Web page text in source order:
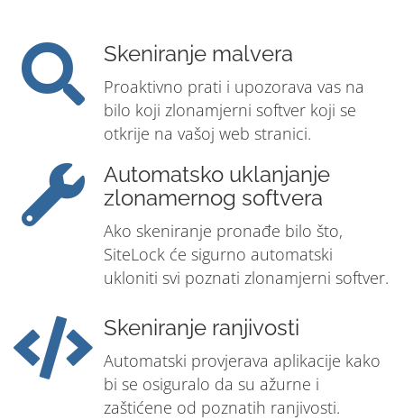
Skeniranje malvera
Proaktivno prati i upozorava vas na
bilo koji zlonamjerni softver koji se
otkrije na vašoj web stranici.
Automatsko uklanjanje
zlonamernog softvera
Ako skeniranje pronađe bilo što,
SiteLock će sigurno automatski
ukloniti svi poznati zlonamjerni softver.
Skeniranje ranjivosti
Automatski provjerava aplikacije kako
bi se osiguralo da su ažurne i
zaštićene od poznatih ranjivosti.